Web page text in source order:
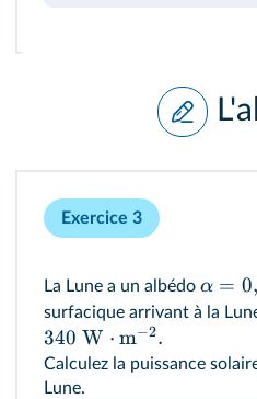
Exercice 3
La Lune a un albédo α = 0,
surfacique arrivant à la
340 W ⋅ m−2.
Calculez la puissance
Lune.